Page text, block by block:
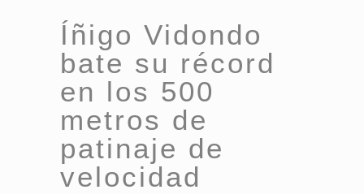
Íñigo Vidondo
bate su récord
en los 500
metros de
patinaje de
velocidad